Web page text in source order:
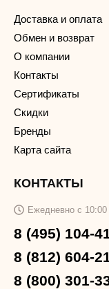
Доставка и оплата
Обмен и возврат
О компании
Контакты
Сертификаты
Скидки
Бренды
Карта сайта
КОНТАКТЫ
Ежедневно с
8 (495) 104-
8 (812) 604-
8 (800) 301-